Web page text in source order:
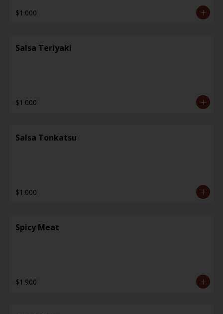
$1.000
Salsa Teriyaki
$1.000
Salsa Tonkatsu
$1.000
Spicy Meat
$1.900